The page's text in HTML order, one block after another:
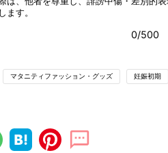
マタニティファッション・グッズ 妊娠初期